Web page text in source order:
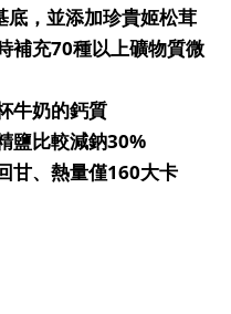
底，並添加珍貴姬松茸
補充70種以上礦物質微
牛奶的鈣質
鹽比較減鈉30%
甘、熱量僅160大卡